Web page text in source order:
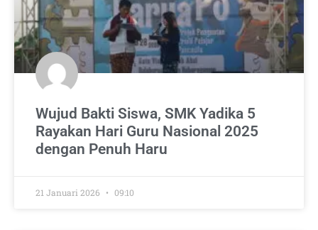
Wujud Bakti Siswa, SMK Yadika 5
Rayakan Hari Guru Nasional 2025
dengan Penuh Haru
21 Januari 2026 09:10